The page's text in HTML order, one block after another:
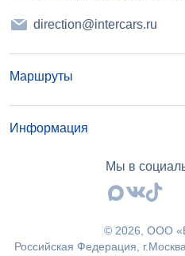
direction@intercars.ru
Маршруты
Информация
Мы в
© 2026 , OOO
Российская Федерация,